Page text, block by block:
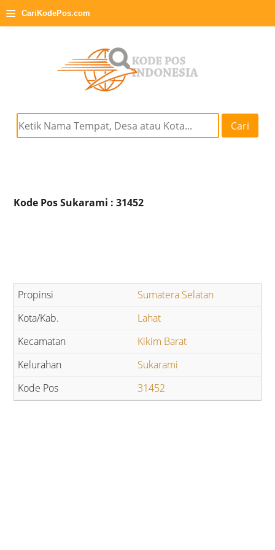
≡ CariKodePos.com
Cari
Kode Pos Sukarami : 31452
Sumatera Selatan
Lahat
Kikim Barat
Sukarami
31452